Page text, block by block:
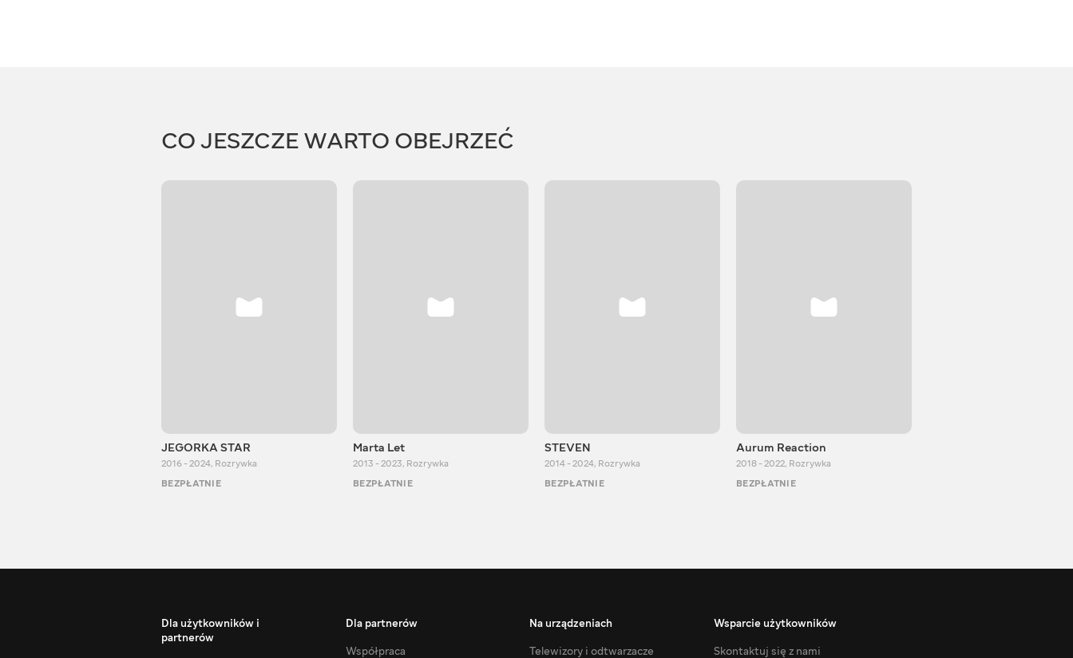
CO JESZCZE WARTO OBEJRZEĆ
JEGORKA STAR
2016 - 2024, Rozrywka
BEZPŁATNIE
Marta Let
2013 - 2023, Rozrywka
BEZPŁATNIE
STEVEN
2014 - 2024, Rozrywka
BEZPŁATNIE
Aurum Reaction
2018 - 2022, Rozrywka
BEZPŁATNIE
Dla użytkowników i
partnerów
Dla partnerów
Współpraca
Na urządzeniach
Telewizory i odtwarzacze
Wsparcie użytkowników
Skontaktuj się z nami